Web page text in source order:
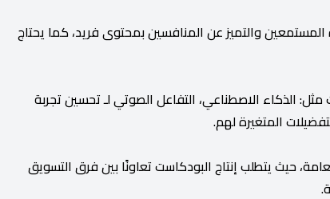
المستمعين والتميز عن المنافسين بمحتوى فريد، كما يحتاج
الذكاء الاصطناعي، التفاعل الصوتي لـ تحسين تجربة
المتغيرة لهم.
حيث يتطلب إنتاج البودكاست تعاونًا بين فرق التسويق